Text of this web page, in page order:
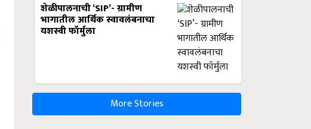
शेळीपालनाची ‘SIP’- ग्रामीण
भागातील आर्थिक स्वावलंबनाचा
यशस्वी फॉर्मुला
More Stories